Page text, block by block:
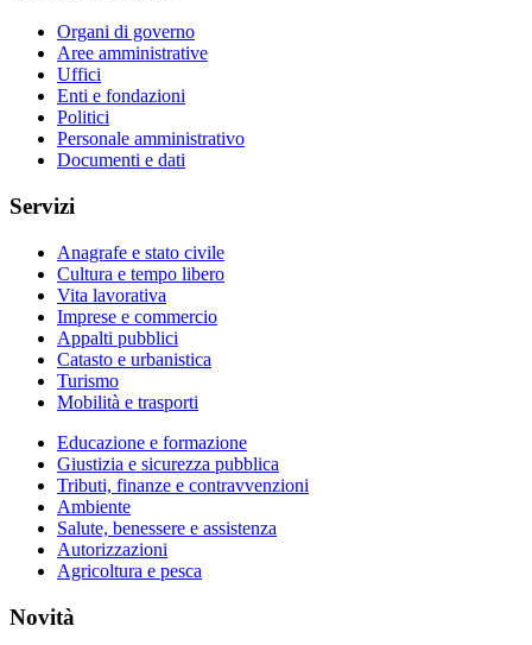
Organi di governo
Aree amministrative
Uffici
Enti e fondazioni
Politici
Personale amministrativo
Documenti e dati
Servizi
Anagrafe e stato civile
Cultura e tempo libero
Vita lavorativa
Imprese e commercio
Appalti pubblici
Catasto e urbanistica
Turismo
Mobilità e trasporti
Educazione e formazione
Giustizia e sicurezza pubblica
Tributi, finanze e contravvenzioni
Ambiente
Salute, benessere e assistenza
Autorizzazioni
Agricoltura e pesca
Novità